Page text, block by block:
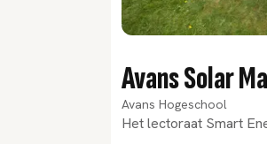
Avans Solar
Avans Hogeschool
Het lectoraat Smart